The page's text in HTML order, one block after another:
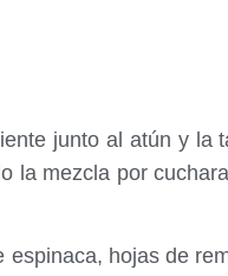
junto al atún y
la mezcla por
hojas de